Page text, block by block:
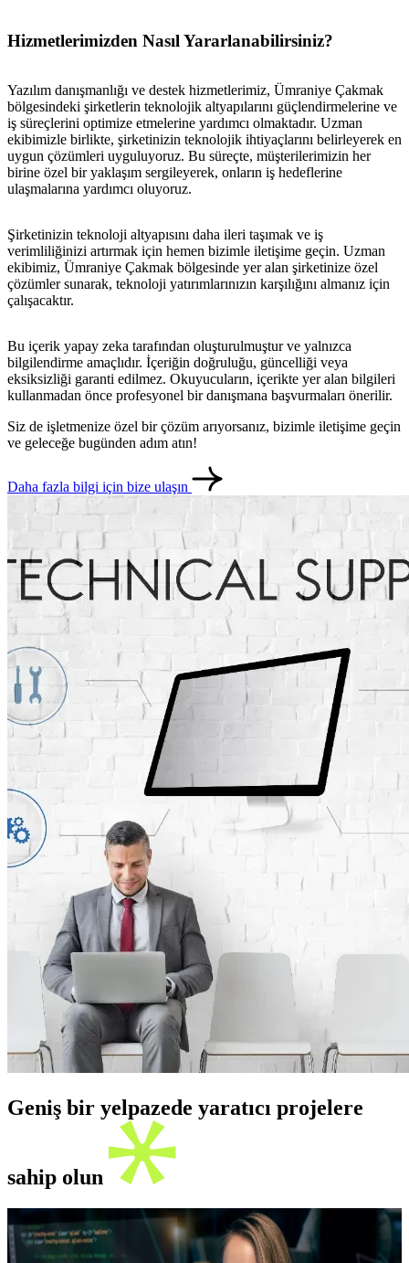
İletişim English
Hizmetlerimizden Nasıl Yararlanabilirsiniz?
Yazılım danışmanlığı ve destek hizmetlerimiz, Ümraniye Çakmak
bölgesindeki şirketlerin teknolojik altyapılarını güçlendirmelerine ve
iş süreçlerini optimize etmelerine yardımcı olmaktadır. Uzman
ekibimizle birlikte, şirketinizin teknolojik ihtiyaçlarını belirleyerek en
uygun çözümleri uyguluyoruz. Bu süreçte, müşterilerimizin her
birine özel bir yaklaşım sergileyerek, onların iş hedeflerine
ulaşmalarına yardımcı oluyoruz.
Şirketinizin teknoloji altyapısını daha ileri taşımak ve iş
verimliliğinizi artırmak için hemen bizimle iletişime geçin. Uzman
ekibimiz, Ümraniye Çakmak bölgesinde yer alan şirketinize özel
çözümler sunarak, teknoloji yatırımlarınızın karşılığını almanız için
çalışacaktır.
Bu içerik yapay zeka tarafından oluşturulmuştur ve yalnızca
bilgilendirme amaçlıdır. İçeriğin doğruluğu, güncelliği veya
eksiksizliği garanti edilmez. Okuyucuların, içerikte yer alan bilgileri
kullanmadan önce profesyonel bir danışmana başvurmaları önerilir.
Siz de işletmenize özel bir çözüm arıyorsanız, bizimle iletişime geçin
ve geleceğe bugünden adım atın!
Daha fazla bilgi için bize ulaşın
Geniş bir yelpazede yaratıcı projelere
sahip olun